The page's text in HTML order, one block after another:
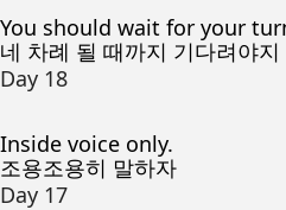
You should wait for your
네 차례 될 때까지 기다려야지
Day 18
Inside voice only.
조용조용히 말하자
Day 17